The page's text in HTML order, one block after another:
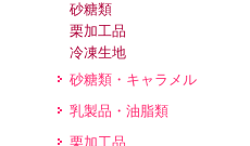
砂糖類
栗加工品
冷凍生地
砂糖類・キャラメル
乳製品・油脂類
栗加工品